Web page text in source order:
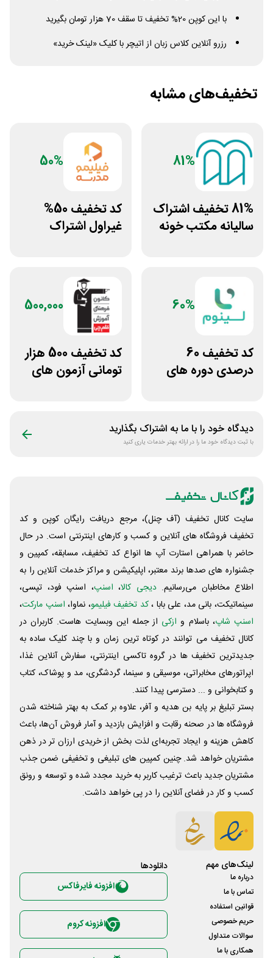
با این کوپن 20% تخفیف تا سقف 70 هزار تومان بگیرید
رزرو آنلاین کلاس زبان از اتیچر با کلیک «لینک خرید»
تخفیف‌های مشابه
81%
81% تخفیف اشتراک
سالیانه مکتب خونه
50%
کد تخفیف 50%
غیراول اشتراک
60%
کد تخفیف 60
درصدی دوره های
500,000
کد تخفیف 500 هزار
تومانی آزمون های
دیدگاه خود را با ما به اشتراک بگذارید
با ثبت دیدگاه خود ما را در ارائه بهتر خدمات یاری کنید
سایت کانال تخفیف (آف چنل)، مرجع دریافت رایگان کوپن و کد
تخفیف فروشگاه های آنلاین و کسب و‌ کارهای اینترنتی است. در حال
حاضر با همراهی استارت آپ ها انواع کد تخفیف، مسابقه، کمپین و
جشنواره های صدها برند معتبر، اپلیکیشن و مراکز خدمات آنلاین را به
اطلاع مخاطبان می‌رسانیم. دیجی کالا، اسنپ، اسنپ فود، تپسی،
سینماتیکت، بانی مد، علی‌ بابا ،کد تخفیف فیلیمو، نماوا، اسنپ مارکت،
اسنپ شاپ، باسلام و ازکی از جمله این وبسایت ‌هاست. کاربران در
کانال تخفیف می توانند در کوتاه ترین زمان و با چند کلیک ساده به
جدیدترین تخفیف ها در گروه تاکسی اینترنتی، سفارش آنلاین غذا،
اپراتورهای مخابراتی، موسیقی و سینما، گردشگری، مد و پوشاک، کتاب
و کتابخوانی و ... دسترسی پیدا کنند.
بستر تبلیغ بر پایه بن هدیه و آفر، علاوه بر کمک به بهتر شناخته شدن
فروشگاه ها در صحنه رقابت و افزایش بازدید و آمار فروش آن‌ها، باعث
کاهش هزینه و ایجاد تجربه‌ای لذت بخش از خریدی ارزان تر در ذهن
مشتریان خواهد شد. چنین کمپین های تبلیغی و تخفیفی ضمن جذب
مشتریان جدید باعث ترغیب کاربر به خرید مجدد شده و توسعه و رونق
کسب و کار در فضای آنلاین را در پی خواهد داشت.
لینک‌های مهم
درباره ما
تماس با ما
قوانین استفاده
حریم خصوصی
سوالات متداول
همکاری با ما
دانلود‌ها
افزونه فایرفاکس
افزونه کروم